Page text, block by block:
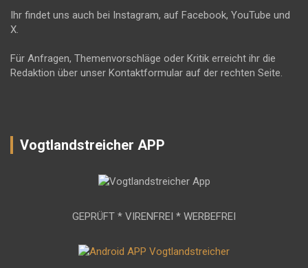
Ihr findet uns auch bei Instagram, auf Facebook, YouTube und
X.
Für Anfragen, Themenvorschläge oder Kritik erreicht ihr die
Redaktion über unser Kontaktformular auf der rechten Seite.
Vogtlandstreicher APP
GEPRÜFT * VIRENFREI * WERBEFREI